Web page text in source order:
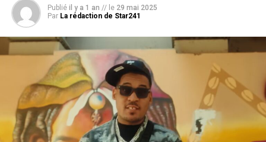
Publié il y a 1 an // le 29 mai 2025
Par La rédaction de Star241